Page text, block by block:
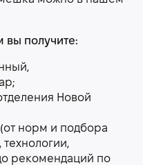
вы получите:
Новой
норм и подбора
рекомендаций по